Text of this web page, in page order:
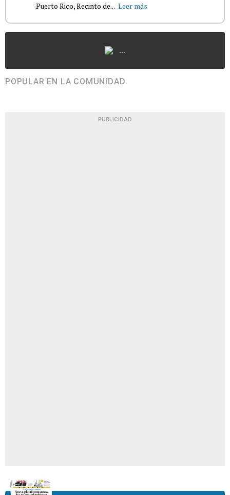
Puerto Rico, Recinto de... Leer más
...
POPULAR EN LA COMUNIDAD
PUBLICIDAD